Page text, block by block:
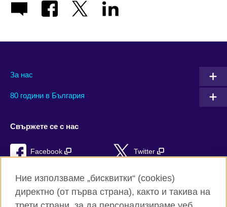
За нас
80 години в България
Свържете се с нас
Facebook Twitter
YouTube
TikTok RSS
Ние използваме „бисквитки“ (cookies)
директно (от първа страна), както и такива на